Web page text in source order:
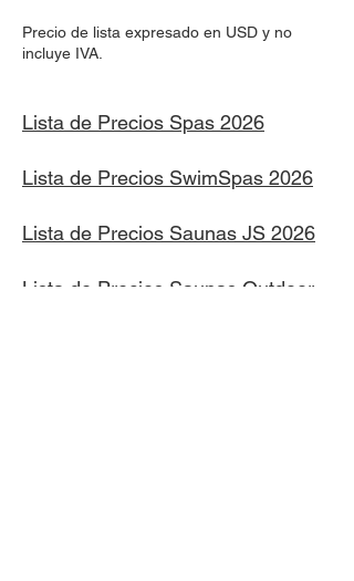
Precio de lista expresado en USD y no
incluye IVA.
Lista de Precios Spas 2026
Lista de Precios SwimSpas 2026
Lista de Precios Saunas JS 2026
Lista de Precios Saunas Outdoor